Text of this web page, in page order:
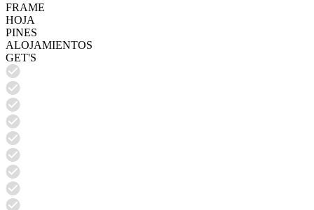
FRAME
HOJA
PINES
ALOJAMIENTOS
GET'S